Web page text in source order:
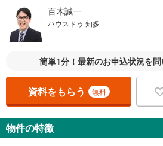
百木誠一
ハウスドゥ 知多
簡単1分！最新のお申込状況を
資料をもらう 無料
物件の特徴